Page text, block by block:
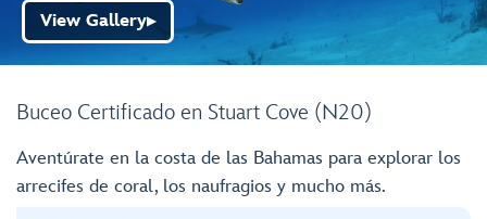
Buceo Certificado en Stuart Cove (N20)
View Gallery▶
Aventúrate en la costa de las Bahamas para explorar los
arrecifes de coral, los naufragios y mucho más.